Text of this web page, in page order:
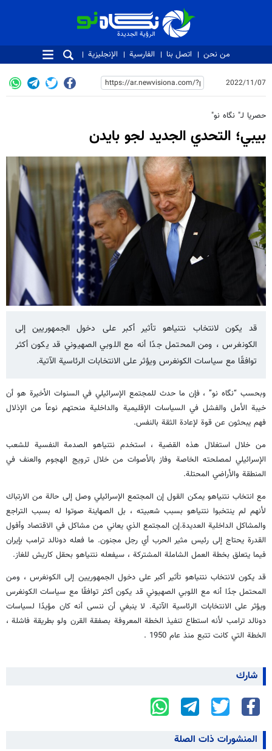
الرؤية الجديدة
الرؤية الجديدة
من نحن اتصل بنا الفارسية الإنجليزية
2022/11/07
حصریا لـ" نگاه نو"
بيبي؛ التحدي الجديد لجو بايدن
قد يكون لانتخاب نتنياهو تأثير أكبر على دخول الجمهوريين إلى
الكونغرس ، ومن المحتمل جدًا أنه مع اللوبي الصهيوني قد يكون أكثر
توافقًا مع سياسات الكونغرس ويؤثر على الانتخابات الرئاسية الآتية.
وبحسب “نگاه نو” ، فإن ما حدث للمجتمع الإسرائيلي في السنوات الأخيرة هو أن
خيبة الأمل والفشل في السياسات الإقليمية والداخلية منحتهم نوعاً من الإذلال
فهم يبحثون عن قوة لإعادة الثقة بالنفس.
من خلال استغلال هذه القضية ، استخدم نتنياهو الصدمة النفسية للشعب
الإسرائيلي لمصلحته الخاصة وفاز بالأصوات من خلال ترويج الهجوم والعنف في
المنطقة والأراضي المحتلة.
مع انتخاب نتنياهو يمكن القول إن المجتمع الإسرائيلي وصل إلى حالة من الارتباك
لأنهم لم ينتخبوا نتنياهو بسبب شعبيته ، بل الصهاينة صوتوا له بسبب التراجع
والمشاكل الداخلية العديدة.إن المجتمع الذي يعاني من مشاكل في الاقتصاد وأفول
القدرة يحتاج إلى رئيس مثير الحرب أي رجل مجنون. ما فعله دونالد ترامب بإيران
فيما يتعلق بخطة العمل الشاملة المشتركة ، سيفعله نتنياهو بحقل كاريش للغاز.
قد يكون لانتخاب نتنياهو تأثير أكبر على دخول الجمهوريين إلى الكونغرس ، ومن
المحتمل جدًا أنه مع اللوبي الصهيوني قد يكون أكثر توافقًا مع سياسات الكونغرس
ويؤثر على الانتخابات الرئاسية الآتية. لا ينبغي أن ننسى أنه كان مؤيدًا لسياسات
دونالد ترامب لأنه استطاع تنفيذ الخطة المعروفة بصفقة القرن ولو بطريقة فاشلة ،
الخطة التي كانت تتبع منذ عام 1950 .
شارك
المنشورات ذات الصلة